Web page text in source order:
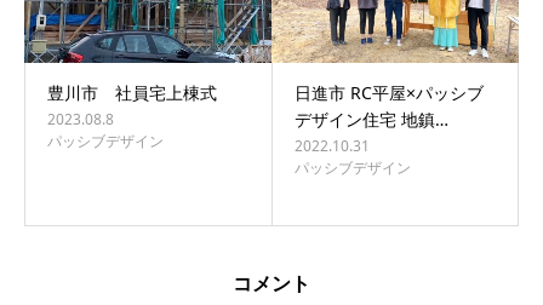
豊川市 社員宅上棟式
2023.08.8
パッシブデザイン
日進市 RC平屋×パッシブ
デザイン住宅 地鎮…
2022.10.31
パッシブデザイン
コメント